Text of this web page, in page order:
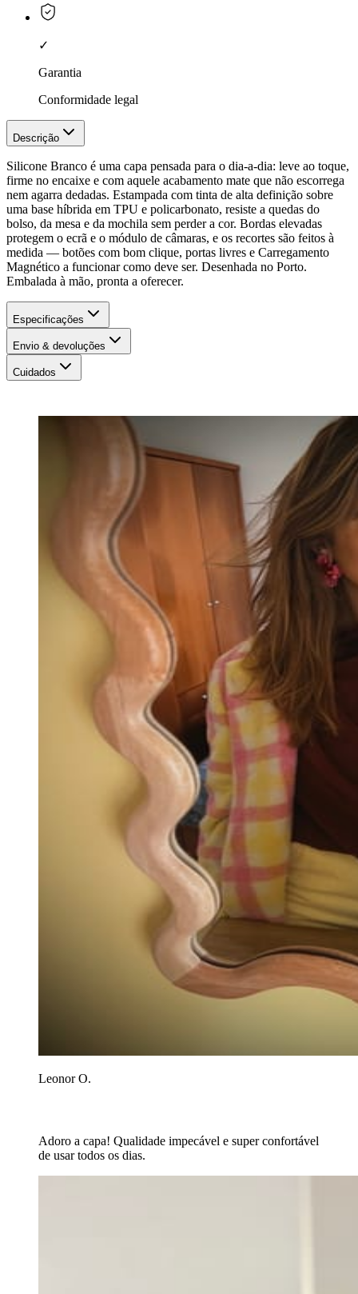
✓
Garantia
Conformidade legal
Descrição
Silicone Branco é uma capa pensada para o dia-a-dia: leve ao toque,
firme no encaixe e com aquele acabamento mate que não escorrega
nem agarra dedadas. Estampada com tinta de alta definição sobre
uma base híbrida em TPU e policarbonato, resiste a quedas do
bolso, da mesa e da mochila sem perder a cor. Bordas elevadas
protegem o ecrã e o módulo de câmaras, e os recortes são feitos à
medida — botões com bom clique, portas livres e Carregamento
Magnético a funcionar como deve ser. Desenhada no Porto.
Embalada à mão, pronta a oferecer.
Especificações
Envio & devoluções
Cuidados
Leonor O.
Adoro a capa! Qualidade impecável e super confortável
de usar todos os dias.